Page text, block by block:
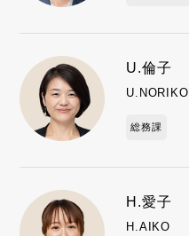
U.倫子
U.NORIKO
総務課
H.愛子
H.AIKO